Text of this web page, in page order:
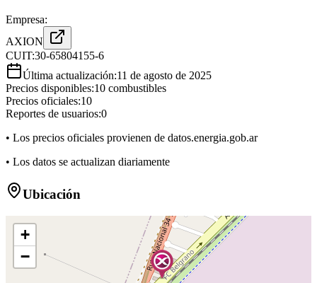
Empresa:
AXION
CUIT:30-65804155-6
Última actualización:11 de agosto de 2025
Precios disponibles:10 combustibles
Precios oficiales:10
Reportes de usuarios:0
• Los precios oficiales provienen de datos.energia.gob.ar
• Los datos se actualizan diariamente
Ubicación
+
−